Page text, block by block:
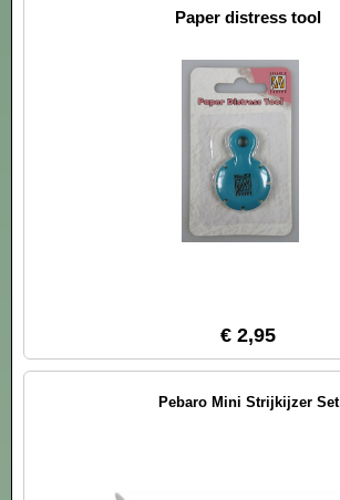
Paper distress tool
€ 2,95
Pebaro Mini Strijkijzer Set